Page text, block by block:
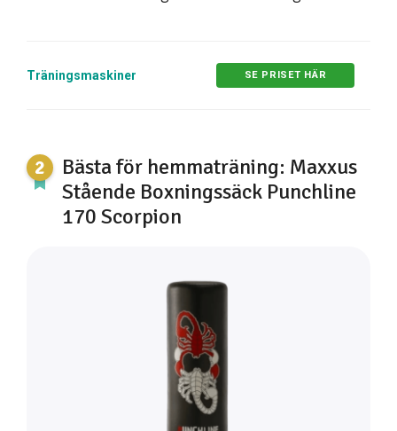
Träningsmaskiner SE PRISET HÄR
Bästa för hemmaträning: Maxxus
Stående Boxningssäck Punchline
170 Scorpion